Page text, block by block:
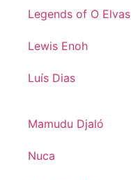
Legends of O Elvas
Lewis Enoh
Luís Dias
Mamudu Djaló
Nuca